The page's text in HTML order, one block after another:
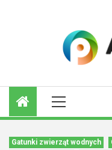
Primary
Menu
Gatunki zwierząt wodnych